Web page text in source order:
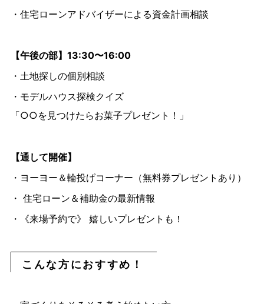
・住宅ローンアドバイザーによる資金計画相談
【午後の部】13:30〜16:00
・土地探しの個別相談
・モデルハウス探検クイズ
「○○を見つけたらお菓子プレゼント！」
【通して開催】
・ヨーヨー＆輪投げコーナー（無料券プレゼントあり）
・ 住宅ローン＆補助金の最新情報
・《来場予約で》 嬉しいプレゼントも！
こんな方におすすめ！